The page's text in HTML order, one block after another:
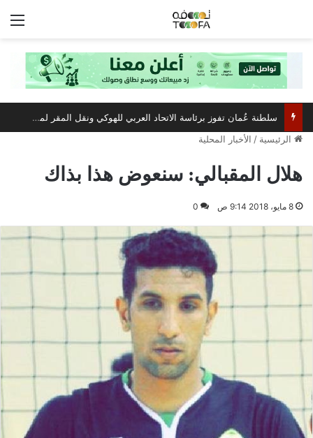
سلطنة عُمان تفوز برئاسة الاتحاد العربي للهوكي ونقل المقر لمسقط
الرئيسية / الأخبار المحلية
هلال المقبالي: سنعوض هذا بذاك
8 مايو، 2018 9:14 ص 0